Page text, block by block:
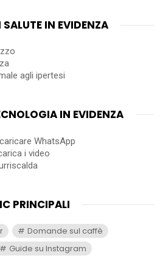
IN EVIDENZA
agli ipertesi
IN EVIDENZA
WhatsApp
i video
PRINCIPALI
Domande sul caffè
Guide su Instagram